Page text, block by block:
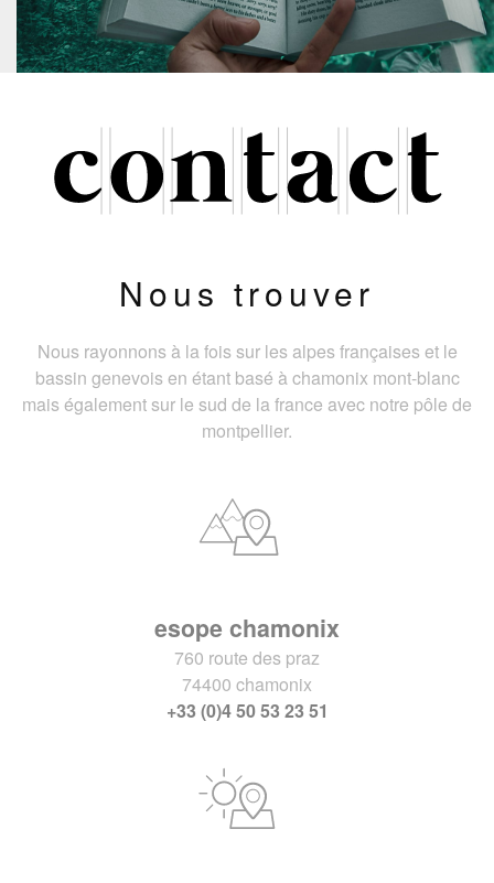
Nous trouver
Nous rayonnons à la fois sur les alpes françaises et le
bassin genevois en étant basé à chamonix mont-blanc
mais également sur le sud de la france avec notre pôle de
montpellier.
esope chamonix
760 route des praz
74400 chamonix
+33 (0)4 50 53 23 51